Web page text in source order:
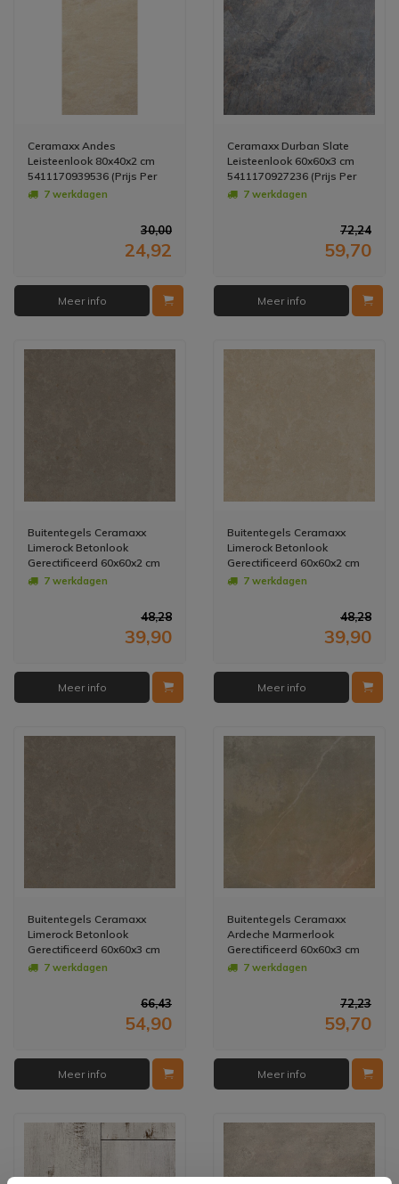
Ceramaxx Andes
Leisteenlook 80x40x2 cm
5411170939536 (Prijs Per
M2)7 werkdagen
30,00
24,92
Meer info
Ceramaxx Durban Slate
Leisteenlook 60x60x3 cm
5411170927236 (Prijs Per
M2)7 werkdagen
72,24
59,70
Meer info
Buitentegels Ceramaxx
Limerock Betonlook
Gerectificeerd 60x60x2 cm
Taupe (Prijs Per M2)
7 werkdagen
48,28
39,90
Meer info
Buitentegels Ceramaxx
Limerock Betonlook
Gerectificeerd 60x60x2 cm
Beige (Prijs Per M2)
7 werkdagen
48,28
39,90
Meer info
Buitentegels Ceramaxx
Limerock Betonlook
Gerectificeerd 60x60x3 cm
Taupe (Prijs Per M2)
7 werkdagen
66,43
54,90
Meer info
Buitentegels Ceramaxx
Ardeche Marmerlook
Gerectificeerd 60x60x3 cm
Beige (Prijs Per M2)
7 werkdagen
72,23
59,70
Meer info